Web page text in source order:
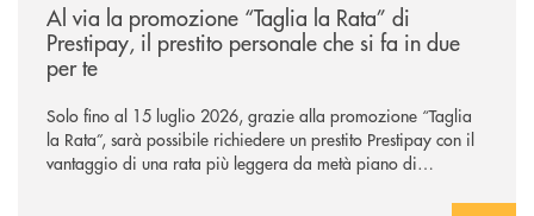
Al via la promozione “Taglia la Rata” di
Prestipay, il prestito personale che si fa in due
per te
Solo fino al 15 luglio 2026, grazie alla promozione “Taglia
la Rata”, sarà possibile richiedere un prestito Prestipay con il
vantaggio di una rata più leggera da metà piano di